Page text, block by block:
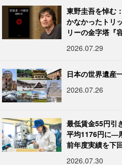
東野圭吾を悼む
かなかったトリ
リーの金字塔『
2026.07.29
日本の世界遺産
2026.07.26
最低賃金55円引
平均1176円に―
前年度実績を下
2026.07.30